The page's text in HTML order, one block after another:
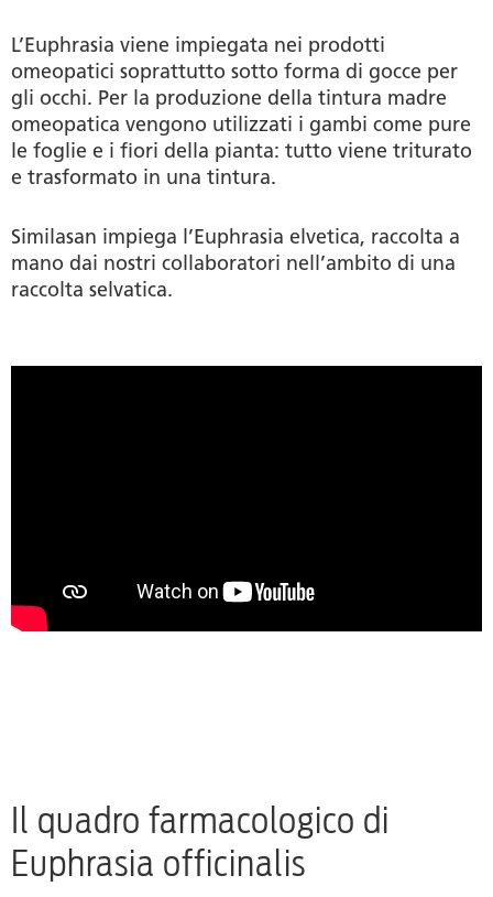
L’Euphrasia viene impiegata nei prodotti
omeopatici soprattutto sotto forma di gocce per
gli occhi. Per la produzione della tintura madre
omeopatica vengono utilizzati i gambi come pure
le foglie e i fiori della pianta: tutto viene triturato
e trasformato in una tintura.
Similasan impiega l’Euphrasia elvetica, raccolta a
mano dai nostri collaboratori nell’ambito di una
raccolta selvatica.
Il quadro farmacologico di
Euphrasia officinalis